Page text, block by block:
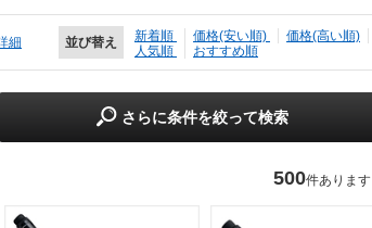
細 並び替え 新着順 価格(安い順)
価格(高い順)
人気順
おすすめ順
さらに条件を絞って検索
500件あります